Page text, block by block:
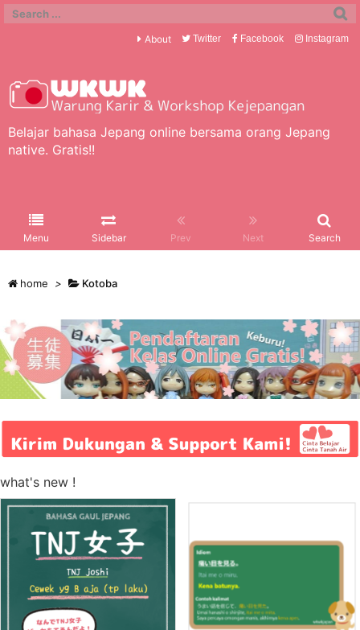
Belajar bahasa Jepang online bersama orang Jepang
native. Gratis!!
Menu Sidebar Prev Next Search
About Twitter Facebook Instagram
home > Kotoba
what's new !